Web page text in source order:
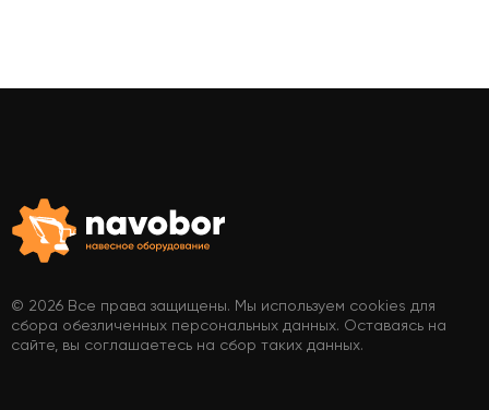
© 2026 Все права защищены. Мы используем cookies для
сбора обезличенных персональных данных. Оставаясь на
сайте, вы соглашаетесь на сбор таких данных.